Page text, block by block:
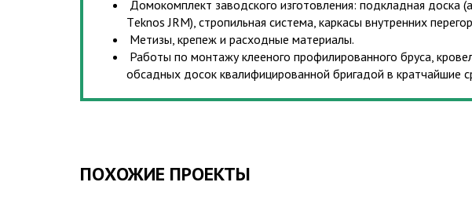
Домокомплект заводского изготовления: подкладная доска
Тeknos JRM), стропильная система, каркасы внутренних
Метизы, крепеж и расходные материалы.
Работы по монтажу клееного профилированного бруса,
обсадных досок квалифицированной бригадой в кратчайшие
ПОХОЖИЕ ПРОЕКТЫ